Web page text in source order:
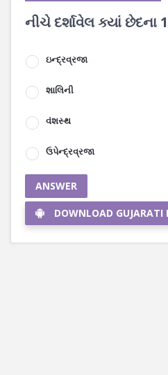
નીચે દર્શાવેલ ક્યાં છેદના
ઇન્દ્રવ્રજા
શાલિની
વંશસ્થ
ઉપેન્દ્રવ્રજા
ANSWER
DOWNLOAD GUJARATI